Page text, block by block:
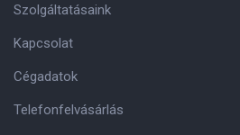
Szolgáltatásaink
Kapcsolat
Cégadatok
Telefonfelvásárlás